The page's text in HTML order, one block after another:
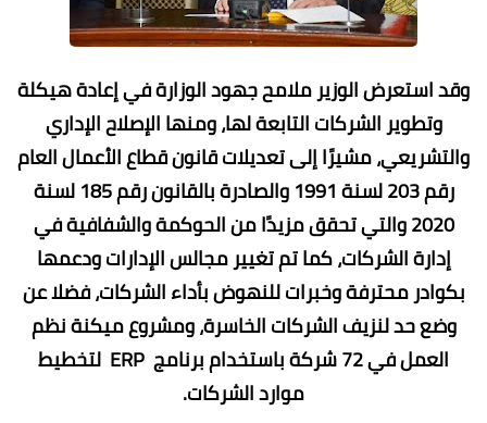
وقد استعرض الوزير ملامح جهود الوزارة في إعادة هيكلة
وتطوير الشركات التابعة لها، ومنها الإصلاح الإداري
والتشريعي، مشيرًا إلى تعديلات قانون قطاع الأعمال العام
رقم 203 لسنة 1991 والصادرة بالقانون رقم 185 لسنة
2020 والتي تحقق مزيدًا من الحوكمة والشفافية في
إدارة الشركات، كما تم تغيير مجالس الإدارات ودعمها
بكوادر محترفة وخبرات للنهوض بأداء الشركات، فضلا عن
وضع حد لنزيف الشركات الخاسرة، ومشروع ميكنة نظم
العمل في 72 شركة باستخدام برنامج ERP لتخطيط
موارد الشركات.